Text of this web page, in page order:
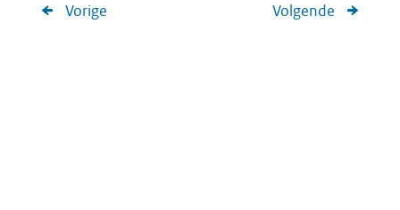
Vorige Volgende